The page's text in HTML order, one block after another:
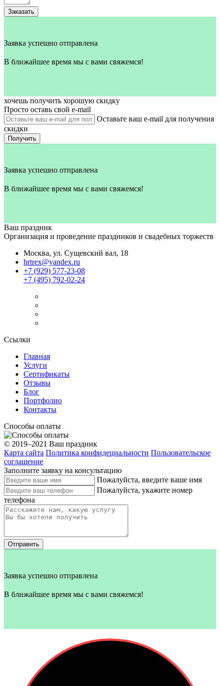
Заказать
Заявка успешно отправлена
В ближайшее время мы с вами свяжемся!
хочешь получить хорошую скидку
Просто оставь свой e‑mail
Оставьте ваш e-mail для получения
скидки
Получить
Заявка успешно отправлена
В ближайшее время мы с вами свяжемся!
Ваш праздник
Организация и проведение праздников и свадебных торжеств
Москва, ул. Сущевский вал, 18
hrtrex@yandex.ru
+7 (929) 577-23-08
+7 (495) 792-02-24
Ссылки
Главная
Услуги
Сертификаты
Отзывы
Блог
Портфолио
Контакты
Способы оплаты
© 2019–2021 Ваш праздник
Карта сайта Политика конфидециальности Пользовательское
соглашение
Заполните заявку на консультацию
Пожалуйста, введите ваше имя
Пожалуйста, укажите номер
телефона
Отправить
Заявка успешно отправлена
В ближайшее время мы с вами свяжемся!